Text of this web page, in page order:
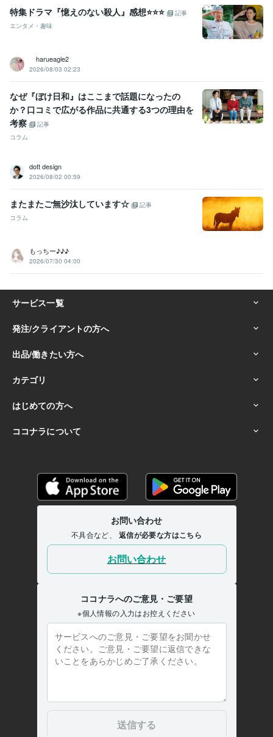
特集ドラマ『憶えのない殺人』感想⭐️⭐️⭐️
記事
エンタメ・趣味
harueagle2
2026/08/03 02:23
なぜ『ぼけ日和』はここまで話題になったの
か？口コミで広がる作品に共通する3つの理由を
考察
記事
コラム
dott design
2026/08/02 00:59
またまたご無沙汰しています☆
記事
コラム
もっちー♪♪♪
2026/07/30 04:00